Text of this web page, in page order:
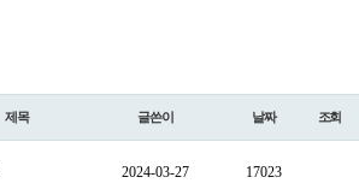
제목 글쓴이 날짜 조회
2024-03-27 17023